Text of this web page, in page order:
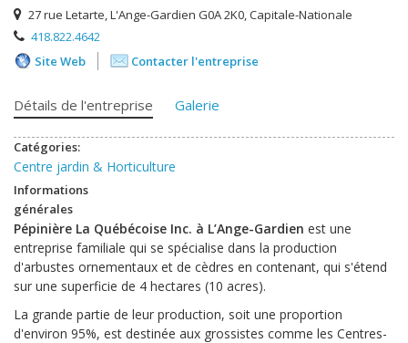
27 rue Letarte, L'Ange-Gardien G0A 2K0, Capitale-Nationale
418.822.4642
Site Web
Contacter l'entreprise
Détails de l'entreprise Galerie
Catégories:
Centre jardin & Horticulture
Informations
générales
Pépinière La Québécoise Inc. à L’Ange-Gardien est une
entreprise familiale qui se spécialise dans la production
d'arbustes ornementaux et de cèdres en contenant, qui s'étend
sur une superficie de 4 hectares (10 acres).
La grande partie de leur production, soit une proportion
d'environ 95%, est destinée aux grossistes comme les Centres-